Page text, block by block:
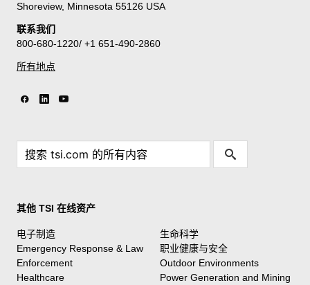
Shoreview, Minnesota 55126 USA
联系我们
800-680-1220/ +1 651-490-2860
所有地点
其他 TSI 在线资产
电子制造
Emergency Response & Law
Enforcement
Healthcare
生命科学
职业健康与安全
Outdoor Environments
Power Generation and Mining